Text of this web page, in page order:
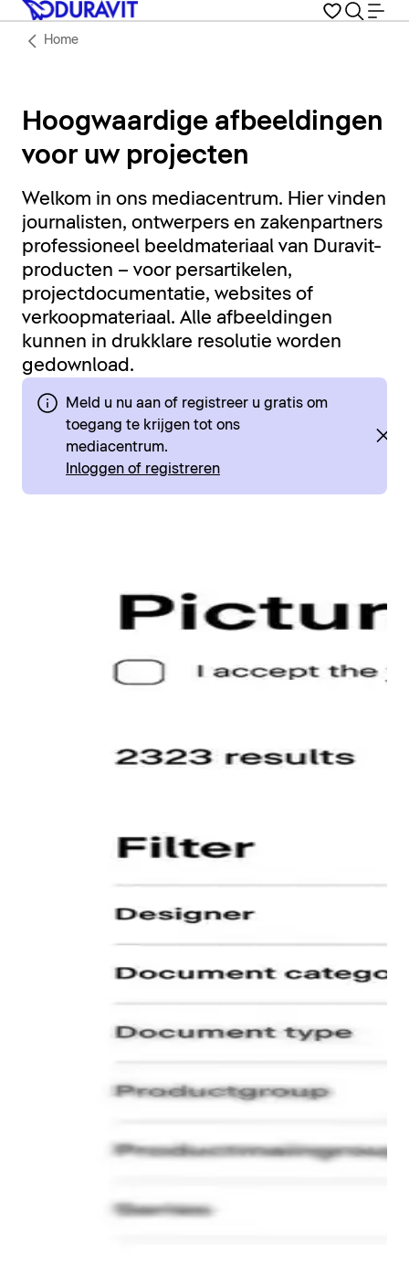
Home
Hoogwaardige afbeeldingen
voor uw projecten
Welkom in ons mediacentrum. Hier vinden
journalisten, ontwerpers en zakenpartners
professioneel beeldmateriaal van Duravit-
producten – voor persartikelen,
projectdocumentatie, websites of
verkoopmateriaal. Alle afbeeldingen
kunnen in drukklare resolutie worden
gedownload.
Meld u nu aan of registreer u gratis om
toegang te krijgen tot ons
mediacentrum.
Inloggen of registreren